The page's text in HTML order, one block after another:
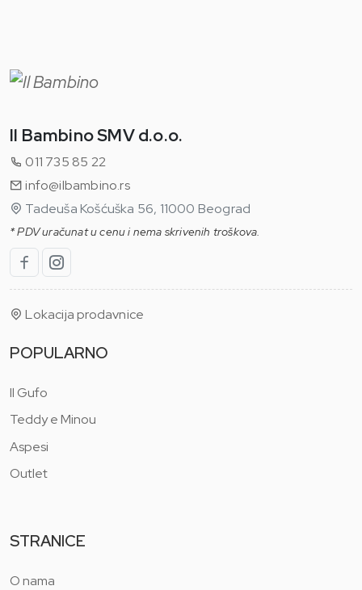
Il Bambino SMV d.o.o.
011 735 85 22
info@ilbambino.rs
Tadeuša Košćuška 56, 11000 Beograd
* PDV uračunat u cenu i nema skrivenih troškova.
Lokacija prodavnice
POPULARNO
Il Gufo
Teddy e Minou
Aspesi
Outlet
STRANICE
O nama